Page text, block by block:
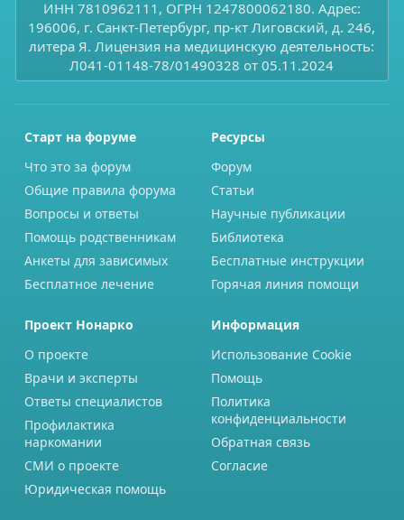
ИНН 7810962111, ОГРН 1247800062180. Адрес:
196006, г. Санкт-Петербург, пр-кт Лиговский, д. 246,
литера Я. Лицензия на медицинскую деятельность:
Л041-01148-78/01490328 от 05.11.2024
Старт на форуме
Что это за форум
Общие правила форума
Вопросы и ответы
Помощь родственникам
Анкеты для зависимых
Бесплатное лечение
Ресурсы
Форум
Статьи
Научные публикации
Библиотека
Бесплатные инструкции
Горячая линия помощи
Проект Нонарко
О проекте
Врачи и эксперты
Ответы специалистов
Профилактика
наркомании
СМИ о проекте
Юридическая помощь
Информация
Использование Cookie
Помощь
Политика
конфиденциальности
Обратная связь
Согласие